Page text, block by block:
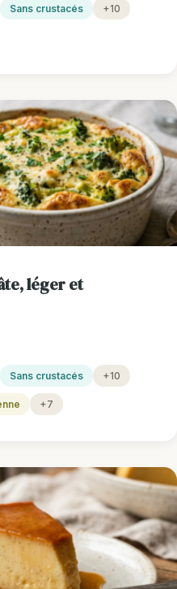
Sans crustacés +10
léger et
Sans crustacés +10
+7